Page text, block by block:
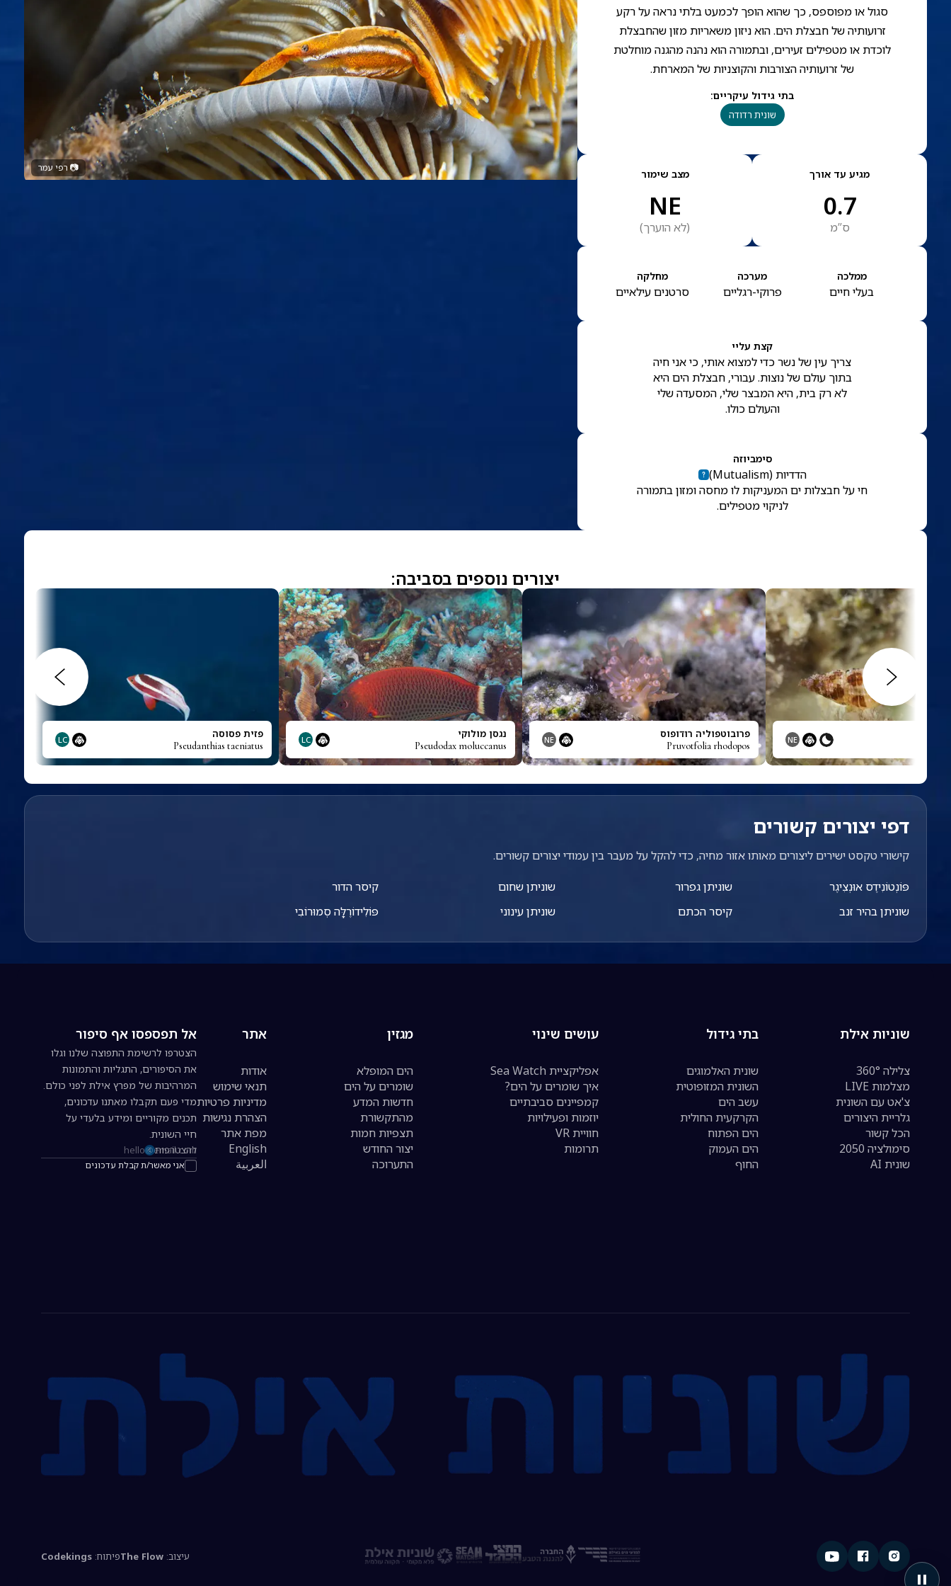
📷 רפי עמר
סגול או מפוספס, כך שהוא הופך לכמעט בלתי נראה על רקע
זרועותיה של חבצלת הים. הוא ניזון משאריות מזון שהחבצלת
לוכדת או מטפילים זעירים, ובתמורה הוא נהנה מהגנה מוחלטת
של זרועותיה הצורבות והקוצניות של המארחת.
בתי גידול עיקריים:
שונית רדודה
מגיע עד אורך
0.7
ס”מ
מצב שימור
NE
(לא הוערך)
ממלכה
בעלי חיים
מערכה
פרוקי-רגליים
מחלקה
סרטנים עילאיים
קצת עליי
צריך עין של נשר כדי למצוא אותי, כי אני חיה
בתוך עולם של נוצות. עבורי, חבצלת הים היא
לא רק בית, היא המבצר שלי, המסעדה שלי
והעולם כולו.
סימביוזה
הדדיות (
Mutualism
)
חי על חבצלות ים המעניקות לו מחסה ומזון בתמורה
לניקוי מטפילים.
יצורים נוספים בסביבה:
NE פרובוטפוליה רודופוס
Pruvotfolia rhodopos
NE נגסן מולוקי
Pseudodax moluccanus
LC פזית פסוסה
Pseudanthias taeniatus
LC
דפי יצורים קשורים
קישורי טקסט ישירים ליצורים מאותו אזור מחיה, כדי להקל על מעבר בין עמודי יצורים קשורים.
פּוֹנְטוֹנִידֶס אוּנְצִיגֶר
שוניתן בהיר זנב
שוניתן גפרור
קיסר הכתם
שוניתן שחום
שוניתן עינוני
קיסר הדור
פּוֹלִידוֹרֶלָּה סְמוּרוֹבִי
שוניות אילת
צלילה 360°
מצלמות LIVE
צ'אט עם השונית
גלריית היצורים
הכל קשור
סימולציה 2050
שונית AI
בתי גידול
שונית האלמוגים
השונית המזופוטית
עשב הים
הקרקעית החולית
הים הפתוח
הים העמוק
החוף
עושים שינוי
אפליקציית Sea Watch
איך שומרים על הים?
קמפיינים סביבתיים
יוזמות ופעילויות
חוויית VR
תרומות
מגזין
הים המופלא
שומרים על הים
חדשות המדע
מהתקשורת
תצפיות חמות
יצור החודש
התערוכה
אתר
אודות
תנאי שימוש
מדיניות פרטיות
הצהרת נגישות
מפת אתר
English
العربية
אל תפספסו אף סיפור
הצטרפו לרשימת התפוצה שלנו וגלו
את הסיפורים, התגליות והתמונות
המרהיבות של מפרץ אילת לפני כולם.
מדי פעם תקבלו מאתנו עדכונים,
תכנים מקוריים ומידע בלעדי על
חיי השונית.
כתובת אימייל להרשמה לניוזלטר
אני מאשר/ת קבלת עדכונים
להצטרפות
עיצוב: The Flowפיתוח: Codekings